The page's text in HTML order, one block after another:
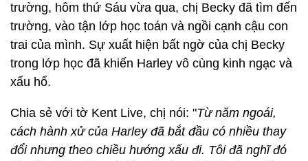
trường, hôm thứ Sáu vừa qua, chị Becky đã tìm đến
trường, vào tận lớp học toán và ngồi cạnh cậu con
trai của mình. Sự xuất hiện bất ngờ của chị Becky
trong lớp học đã khiến Harley vô cùng kinh ngạc và
xấu hổ.
Chia sẻ với tờ Kent Live, chị nói: "Từ năm ngoái,
cách hành xử của Harley đã bắt đầu có nhiều thay
đổi nhưng theo chiều hướng xấu đi. Tôi đã nghĩ đó